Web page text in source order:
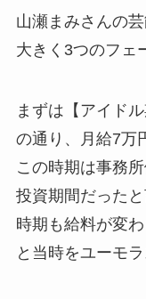
山瀬まみさんの
大きく3つのフェ
まずは【アイド
の通り、月給7万
この時期は事務
投資期間だった
時期も給料が変
と当時をユーモ